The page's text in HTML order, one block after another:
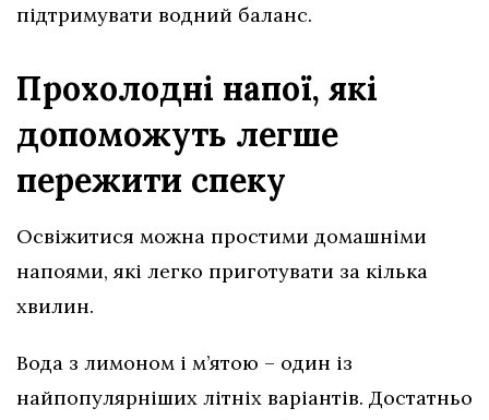
підтримувати водний баланс.
Прохолодні напої, які
допоможуть легше
пережити спеку
Освіжитися можна простими домашніми
напоями, які легко приготувати за кілька
хвилин.
Вода з лимоном і м’ятою – один із
найпопулярніших літніх варіантів. Достатньо